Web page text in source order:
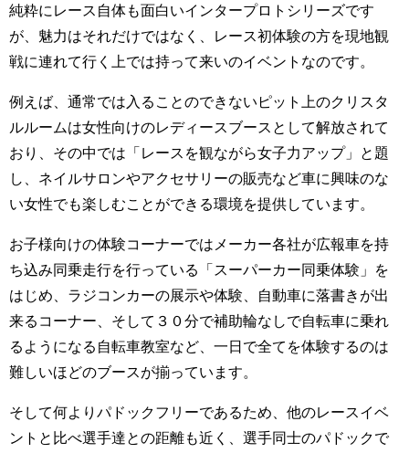
純粋にレース自体も面白いインタープロトシリーズです
が、魅力はそれだけではなく、レース初体験の方を現地観
戦に連れて行く上では持って来いのイベントなのです。
例えば、通常では入ることのできないピット上のクリスタ
ルルームは女性向けのレディースブースとして解放されて
おり、その中では「レースを観ながら女子力アップ」と題
し、ネイルサロンやアクセサリーの販売など車に興味のな
い女性でも楽しむことができる環境を提供しています。
お子様向けの体験コーナーではメーカー各社が広報車を持
ち込み同乗走行を行っている「スーパーカー同乗体験」を
はじめ、ラジコンカーの展示や体験、自動車に落書きが出
来るコーナー、そして３０分で補助輪なしで自転車に乗れ
るようになる自転車教室など、一日で全てを体験するのは
難しいほどのブースが揃っています。
そして何よりパドックフリーであるため、他のレースイベ
ントと比べ選手達との距離も近く、選手同士のパドックで